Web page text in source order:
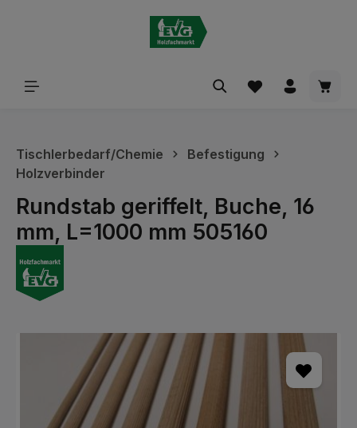
Tischlerbedarf/Chemie
Befestigung
Holzverbinder
Rundstab geriffelt, Buche, 16
mm, L=1000 mm 505160
Bildergalerie überspringen